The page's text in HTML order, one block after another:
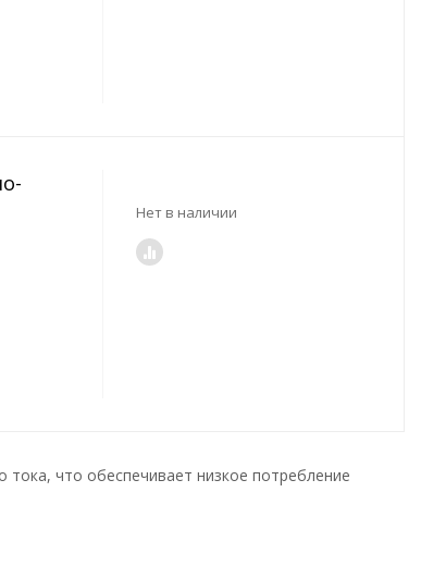
Нет в наличии
что обеспечивает низкое потребление